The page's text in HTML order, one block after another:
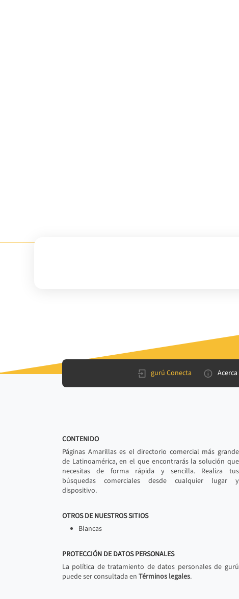
gurú Conecta
CONTENIDO
Páginas Amarillas es el directorio comercial más grande
de Latinoamérica, en el que encontrarás la solución que
necesitas de forma rápida y sencilla. Realiza tus
búsquedas comerciales desde cualquier lugar y
dispositivo.
OTROS DE NUESTROS SITIOS
Blancas
PROTECCIÓN DE DATOS PERSONALES
La política de tratamiento de datos personales de gurú
puede ser consultada en Términos legales.